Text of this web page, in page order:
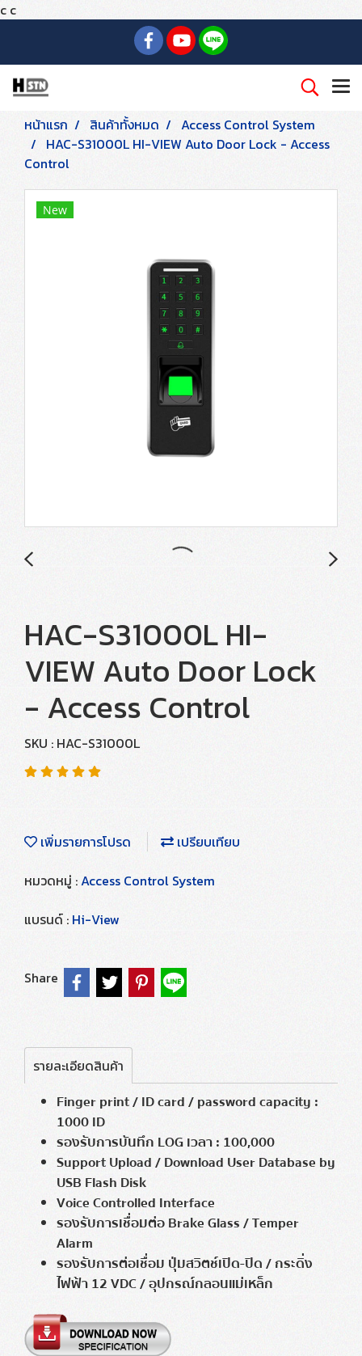
c c
หน้าแรก สินค้าทั้งหมด
Access Control System
HAC-S31000L HI-VIEW Auto Door Lock - Access
Control
New
HAC-S31000L HI-
VIEW Auto Door Lock
- Access Control
SKU : HAC-S31000L
เพิ่มรายการโปรด
เปรียบเทียบ
หมวดหมู่ :Access Control System
แบรนด์ : Hi-View
Share
รายละเอียดสินค้า
Finger print / ID card / password capacity :
1000 ID
รองรับการบันทึก LOG เวลา : 100,000
Support Upload / Download User Database by
USB Flash Disk
Voice Controlled Interface
รองรับการเชื่อมต่อ Brake Glass / Temper
Alarm
รองรับการต่อเชื่อม ปุ่มสวิตช์เปิด-ปิด / กระดิ่ง
ไฟฟ้า 12 VDC / อุปกรณ์กลอนแม่เหล็ก